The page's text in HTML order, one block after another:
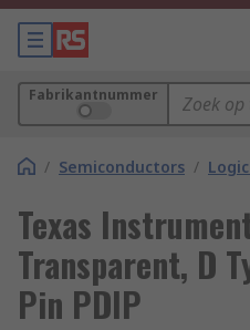
Fabrikantnummer
/ Semiconductors /
Texas
Transparent, D
Pin PDIP